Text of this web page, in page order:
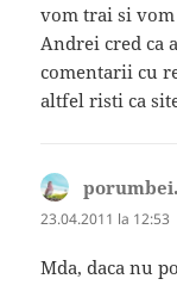
vom trai si
Andrei cred ca
comentarii cu
altfel risti ca
23.04.2011 la 12:53
Mda, daca nu